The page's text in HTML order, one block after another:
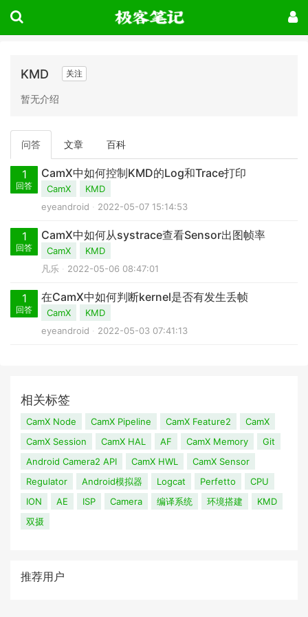
KMD 关注
暂无介绍
问答 文章 百科
1
回答
CamX中如何控制KMD的Log和Trace打印
CamX
KMD
eyeandroid
2022-05-07 15:14:53
1
回答
CamX中如何从systrace查看Sensor出图帧率
CamX
KMD
凡乐
2022-05-06 08:47:01
1
回答
在CamX中如何判断kernel是否有发生丢帧
CamX
KMD
eyeandroid
2022-05-03 07:41:13
相关标签
CamX Node CamX Pipeline CamX Feature2
CamX
CamX Session
CamX HAL AF CamX Memory
Git
Android Camera2 API
CamX HWL
CamX Sensor
Regulator
Android模拟器 Logcat Perfetto
CPU
ION
AE ISP Camera 编译系统 环境搭建
KMD
双摄
推荐用户